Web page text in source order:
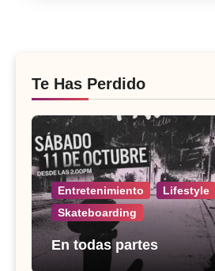
Te Has Perdido
Entretenimiento
Lifestyle
Skateboarding
En todas partes